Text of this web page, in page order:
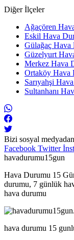
Diğer İlçeler
Ağaçören
Eskil Hava
Gülağaç Hava
Güzelyurt
Merkez Hava
Ortaköy Hava
Sarıyahşi
Sultanhanı
Bizi sosyal
Facebook Twitter
havadurumu15gun
Hava Durumu 15
durumu, 7 günlük
hava durumu
hava durumu 15